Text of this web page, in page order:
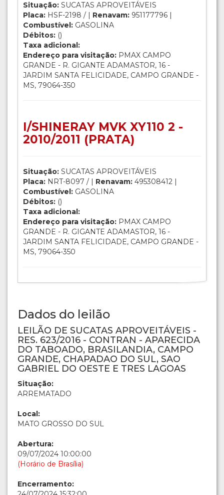
Situação: SUCATAS APROVEITÁVEIS
Placa: HSF-2198 / | Renavam: 951177796 |
Combustível: GASOLINA
Débitos: ()
Taxa adicional:
Endereço para visitação: PMAX CAMPO
GRANDE - R. GIGANTE ADAMASTOR, 16 -
JARDIM SANTA FELICIDADE, CAMPO GRANDE -
MS, 79064-350
I/SHINERAY MVK XY110 2 -
2010/2011 (PRATA)
Situação: SUCATAS APROVEITÁVEIS
Placa: NRT-8097 / | Renavam: 495308412 |
Combustível: GASOLINA
Débitos: ()
Taxa adicional:
Endereço para visitação: PMAX CAMPO
GRANDE - R. GIGANTE ADAMASTOR, 16 -
JARDIM SANTA FELICIDADE, CAMPO GRANDE -
MS, 79064-350
Dados do leilão
LEILÃO DE SUCATAS APROVEITÁVEIS -
RES. 623/2016 - CONTRAN - APARECIDA
DO TABOADO, BRASILANDIA, CAMPO
GRANDE, CHAPADAO DO SUL, SAO
GABRIEL DO OESTE E TRES LAGOAS
Situação:
ARREMATADO
Local:
MATO GROSSO DO SUL
Abertura:
09/07/2024 10:00:00
(Horário de Brasília)
Encerramento: